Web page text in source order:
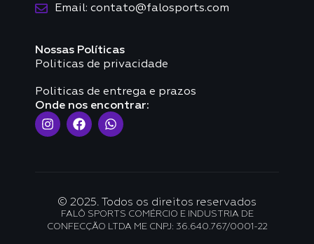
Email: contato@falosports.com
Nossas Políticas
Politicas de privacidade
Politicas de entrega e prazos
Onde nos encontrar:
© 2025. Todos os direitos reservados
FALÔ SPORTS COMÉRCIO E INDUSTRIA DE
CONFECÇÃO LTDA ME CNPJ: 36.640.767/0001-22